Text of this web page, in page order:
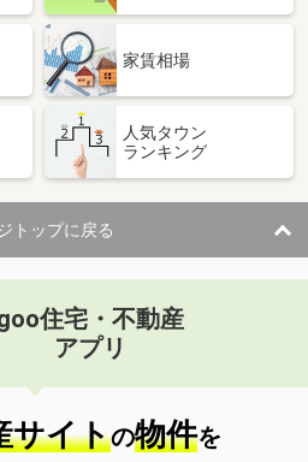
家賃相場
人気タウン
ランキング
トップに戻る
住宅・不動産
アプリ
サイトの物件を